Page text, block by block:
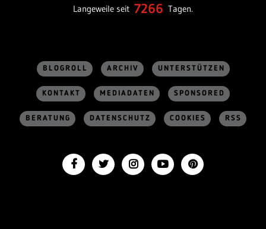
Langeweile seit 7266 Tagen.
BLOGROLL ARCHIV UNTERSTÜTZEN
KONTAKT MEDIADATEN SPONSORED
BERATUNG DATENSCHUTZ COOKIES RSS